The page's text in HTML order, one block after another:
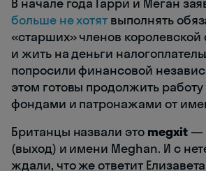
больше не хотят выполнять
«старших» членов
и жить на деньги
попросили финансовой
этом готовы продолжить
фондами и патронажами от
Британцы назвали это megxit—
(выход) и имени Meghan. И с
ждали, что же ответит